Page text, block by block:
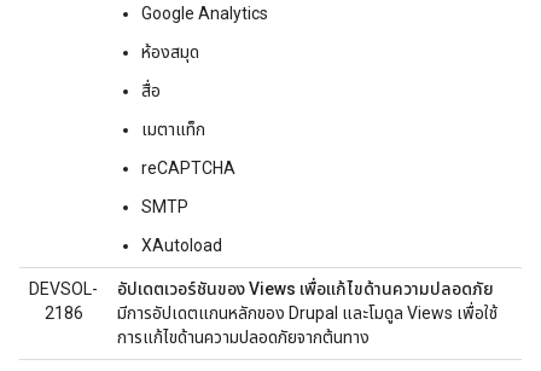
Google Analytics
ห้องสมุด
สื่อ
เมตาแท็ก
reCAPTCHA
SMTP
XAutoload
DEVSOL-
2186
อัปเดตเวอร์ชันของ Views เพื่อแก้ไขด้านความปลอดภัย
มีการอัปเดตแกนหลักของ Drupal และโมดูล Views เพื่อใช้
การแก้ไขด้านความปลอดภัยจากต้นทาง